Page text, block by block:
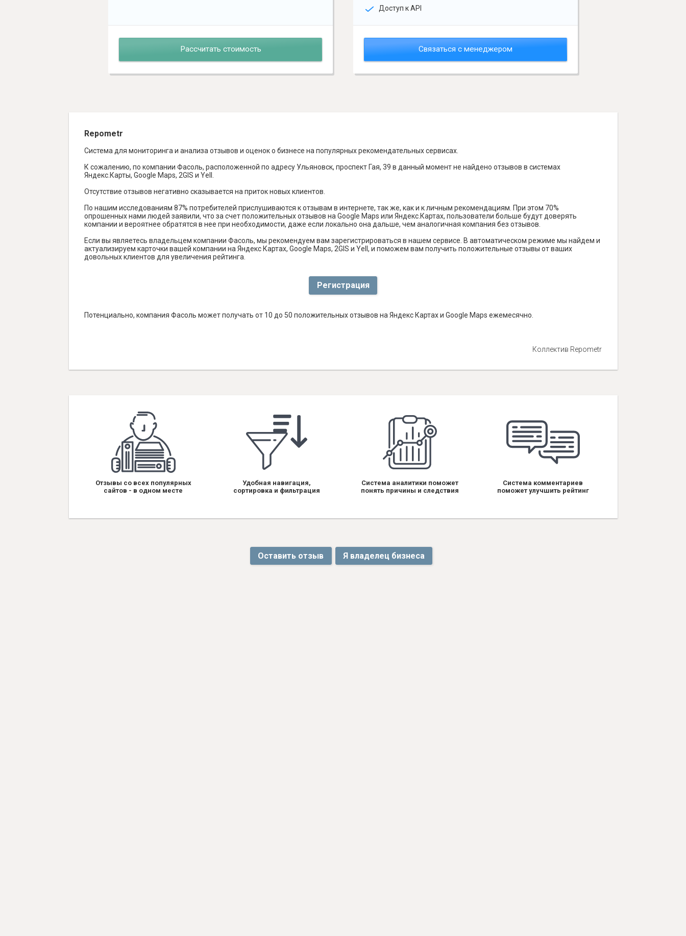
Рассчитать стоимость
Доступ к API
Связаться с менеджером
Repometr
Система для мониторинга и анализа отзывов и оценок о бизнесе на популярных рекомендательных сервисах.
К сожалению, по компании Фасоль, расположенной по адресу Ульяновск, проспект Гая, 39 в данный момент не найдено отзывов в системах
Яндекс.Карты, Google Maps, 2GIS и Yell.
Отсутствие отзывов негативно сказывается на приток новых клиентов.
По нашим исследованиям 87% потребителей прислушиваются к отзывам в интернете, так же, как и к личным рекомендациям. При этом 70%
опрошенных нами людей заявили, что за счет положительных отзывов на Google Maps или Яндекс.Картах, пользователи больше будут доверять
компании и вероятнее обратятся в нее при необходимости, даже если локально она дальше, чем аналогичная компания без отзывов.
Если вы являетесь владельцем компании Фасоль, мы рекомендуем вам зарегистрироваться в нашем сервисе. В автоматическом режиме мы найдем и
актуализируем карточки вашей компании на Яндекс Картах, Google Maps, 2GIS и Yell, и поможем вам получить положительные отзывы от ваших
довольных клиентов для увеличения рейтинга.
Регистрация
Потенциально, компания Фасоль может получать от 10 до 50 положительных отзывов на Яндекс Картах и Google Maps ежемесячно.
Коллектив Repometr
Отзывы со всех популярных
сайтов - в одном месте
Удобная навигация,
сортировка и фильтрация
Система аналитики поможет
понять причины и следствия
Система комментариев
поможет улучшить рейтинг
Оставить отзыв Я владелец бизнеса